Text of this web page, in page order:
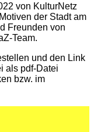
von KulturNetz
der Stadt am
Freunden von
Team.
und den Link
als pdf-Datei
bzw. im